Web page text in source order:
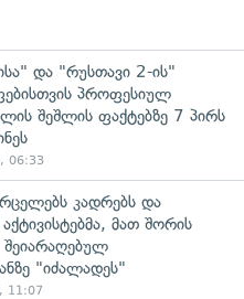
და "რუსთავი 2-ის"
პროფესიულ
შეშლის ფაქტებზე 7 პირს
06:33
კადრებს და
მათ შორის
შეიარაღებულ
"იძალადეს"
11:07